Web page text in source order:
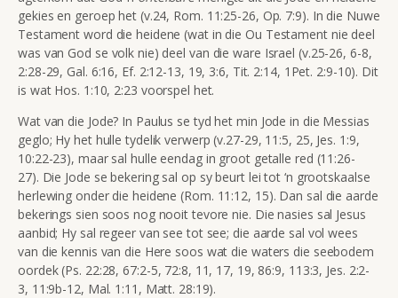
gekies en geroep het (v.24, Rom. 11:25-26, Op. 7:9). In die Nuwe
Testament word die heidene (wat in die Ou Testament nie deel
was van God se volk nie) deel van die ware Israel (v.25-26, 6-8,
2:28-29, Gal. 6:16, Ef. 2:12-13, 19, 3:6, Tit. 2:14, 1Pet. 2:9-10). Dit
is wat Hos. 1:10, 2:23 voorspel het.
Wat van die Jode? In Paulus se tyd het min Jode in die Messias
geglo; Hy het hulle tydelik verwerp (v.27-29, 11:5, 25, Jes. 1:9,
10:22-23), maar sal hulle eendag in groot getalle red (11:26-
27). Die Jode se bekering sal op sy beurt lei tot ‘n grootskaalse
herlewing onder die heidene (Rom. 11:12, 15). Dan sal die aarde
bekerings sien soos nog nooit tevore nie. Die nasies sal Jesus
aanbid; Hy sal regeer van see tot see; die aarde sal vol wees
van die kennis van die Here soos wat die waters die seebodem
oordek (Ps. 22:28, 67:2-5, 72:8, 11, 17, 19, 86:9, 113:3, Jes. 2:2-
3, 11:9b-12, Mal. 1:11, Matt. 28:19).